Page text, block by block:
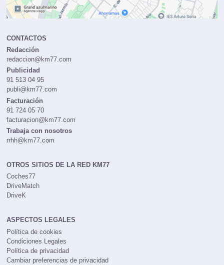
CONTACTOS
Redacción
redaccion@km77.com
Publicidad
91 513 04 95
publi@km77.com
Facturación
91 724 05 70
facturacion@km77.com
Trabaja con nosotros
OTROS SITIOS DE LA RED KM77
Coches77
DriveMatch
ASPECTOS LEGALES
Política de cookies
Condiciones Legales
Política de privacidad